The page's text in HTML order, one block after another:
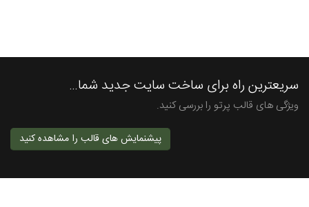
سریعترین راه برای ساخت سایت جدید شما…
ویژگی های قالب پرتو را بررسی کنید.
پیشنمایش های قالب را مشاهده کنید